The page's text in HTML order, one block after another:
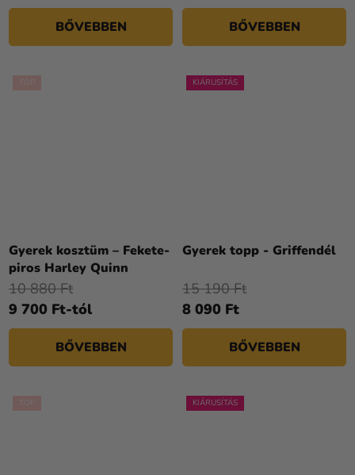
BŐVEBBEN BŐVEBBEN
Gyerek kosztüm – Fekete-
piros Harley Quinn
9 700 Ft-tól
10 880 Ft
BŐVEBBEN
KIÁRUSÍTÁS
Gyerek topp - Griffendél
8 090 Ft
15 190 Ft
BŐVEBBEN
KIÁRUSÍTÁS